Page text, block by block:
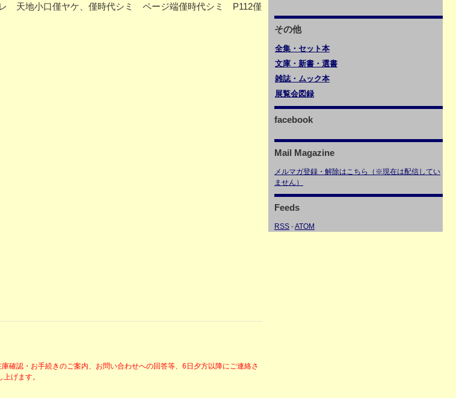
天地小口僅ヤケ、僅時代シミ ページ端僅時代シミ P112僅
確認・お手続きのご案内、お問い合わせへの回答等、6日夕方以降にご連絡さ
上げます。
その他
全集・セット本
文庫・新書・選書
雑誌・ムック本
展覧会図録
facebook
Mail Magazine
メルマガ登録・解除はこちら（※現在は配信してい
ません）
Feeds
RSS -ATOM